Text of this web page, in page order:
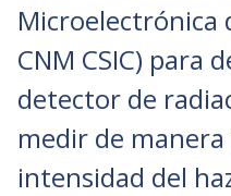
Microelectrónica
CNM CSIC) para
detector de
medir de manera
intensidad del